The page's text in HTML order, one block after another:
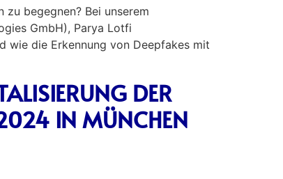
begegnen? Bei unserem
GmbH), Parya Lotfi
wie die Erkennung von Deepfakes mit
DER
IN MÜNCHEN